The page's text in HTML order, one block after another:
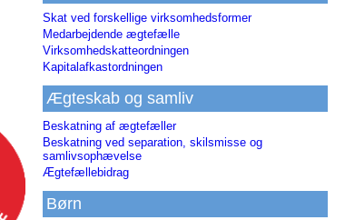
Skat ved forskellige virksomhedsformer
Medarbejdende ægtefælle
Virksomhedskatteordningen
Kapitalafkastordningen
Ægteskab og samliv
Beskatning af ægtefæller
Beskatning ved separation, skilsmisse og
samlivsophævelse
Ægtefællebidrag
Børn